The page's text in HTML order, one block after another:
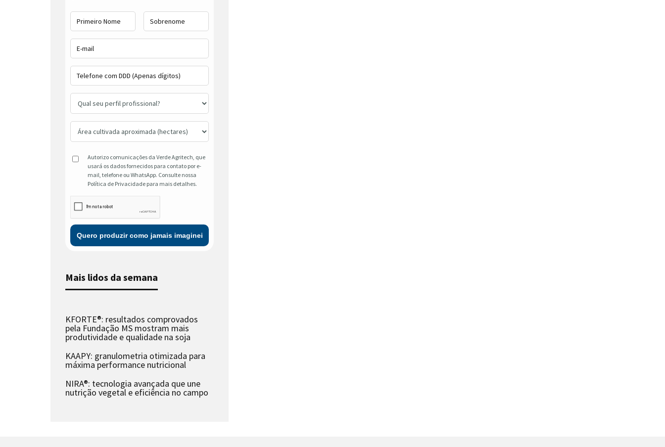
Autorizo comunicações da Verde Agritech, que
usará os dados fornecidos para contato por e-
mail, telefone ou WhatsApp. Consulte nossa
Política de Privacidade para mais detalhes.
Mais lidos da semana
KFORTE®: resultados comprovados
pela Fundação MS mostram mais
produtividade e qualidade na soja
KAAPY: granulometria otimizada para
máxima performance nutricional
NIRA®: tecnologia avançada que une
nutrição vegetal e eficiência no campo